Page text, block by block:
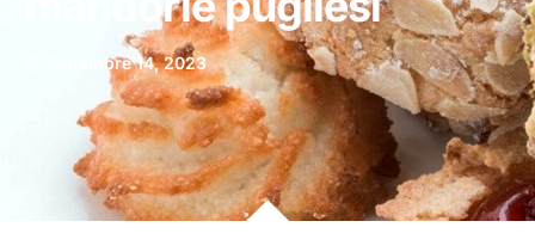
Settembre 14, 2023